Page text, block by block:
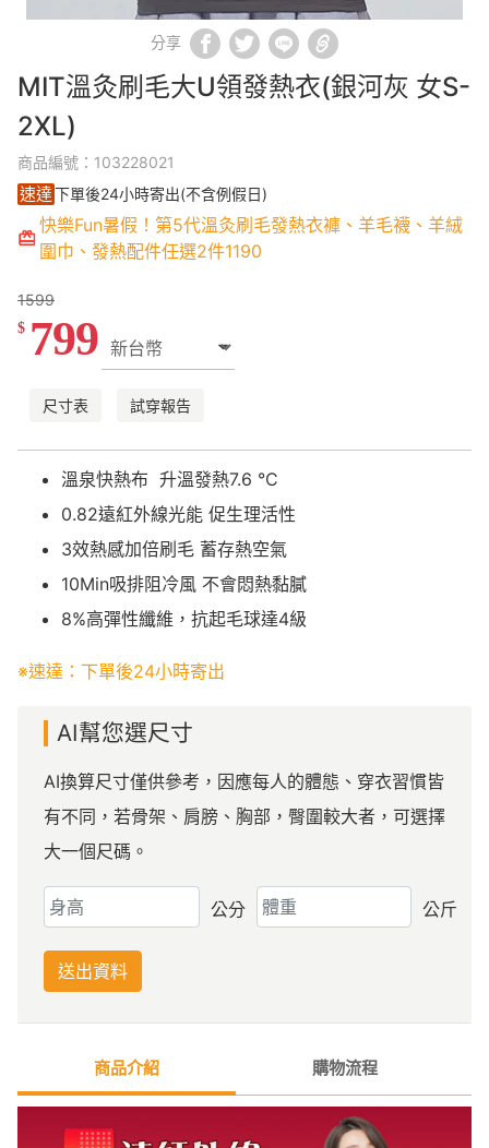
分享
MIT溫灸刷毛大U領發熱衣(銀河灰 女S-
2XL)
商品編號：103228021
速達下單後24小時寄出(不含例假日)
快樂Fun暑假！第5代溫灸刷毛發熱衣褲、羊毛襪、羊絨
圍巾、發熱配件任選2件1190
1599
$ 799
尺寸表 試穿報告
溫泉快熱布 升溫發熱7.6 °C
0.82遠紅外線光能 促生理活性
3效熱感加倍刷毛 蓄存熱空氣
10Min吸排阻冷風 不會悶熱黏膩
8%高彈性纖維，抗起毛球達4級
※速達：下單後24小時寄出
AI幫您選尺寸
AI換算尺寸僅供參考，因應每人的體態、穿衣習慣皆
有不同，若骨架、肩膀、胸部，臀圍較大者，可選擇
大一個尺碼。
公分 公斤
送出資料
商品介紹 購物流程